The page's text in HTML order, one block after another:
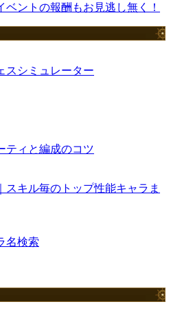
ントの報酬もお見逃し無く！
スシミュレーター
ティと編成のコツ
スキル毎のトップ性能キャラま
名検索